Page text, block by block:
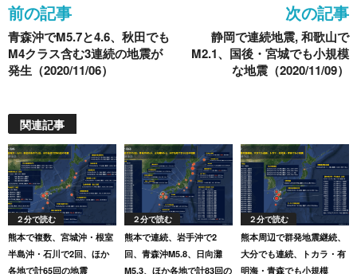
k
前の記事
青森沖でM5.7と4.6、秋田でも
M4クラス含む3連続の地震が
発生（2020/11/06）
次の記事
静岡で連続地震, 和歌山で
M2.1、国後・宮城でも小規模
な地震（2020/11/09）
関連記事
２分で読む
熊本で複数、宮城沖・根室
半島沖・石川で2回、ほか
各地で計65回の地震
２分で読む
熊本で連続、岩手沖で2
回、青森沖M5.8、日向灘
M5.3、ほか各地で計83回の
２分で読む
熊本周辺で群発地震継続、
大分でも連続、トカラ・有
明海・青森でも小規模